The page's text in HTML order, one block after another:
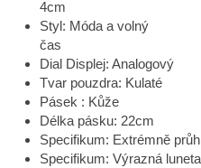
4cm
Styl: Móda a volný
čas
Dial Displej: Analogový
Tvar pouzdra: Kulaté
Pásek : Kůže
Délka pásku: 22cm
Specifikum: Extrémně
Specifikum: Výrazná